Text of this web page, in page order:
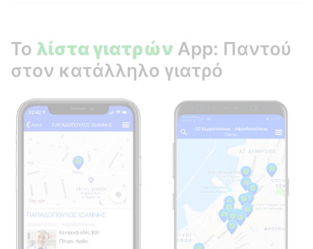
Το λίστα γιατρών App: Παντού
στον κατάλληλο γιατρό